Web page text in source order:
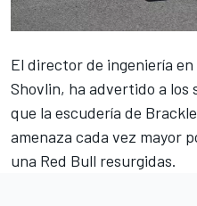
El director de ingeniería
Shovlin, ha advertido a los
que la escudería de
amenaza cada vez mayor
una Red Bull resurgidas.